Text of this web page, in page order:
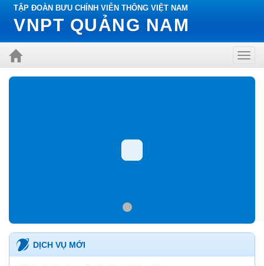
TẬP ĐOÀN BƯU CHÍNH VIỄN THÔNG VIỆT NAM
VNPT QUẢNG NAM
DỊCH VỤ MỚI